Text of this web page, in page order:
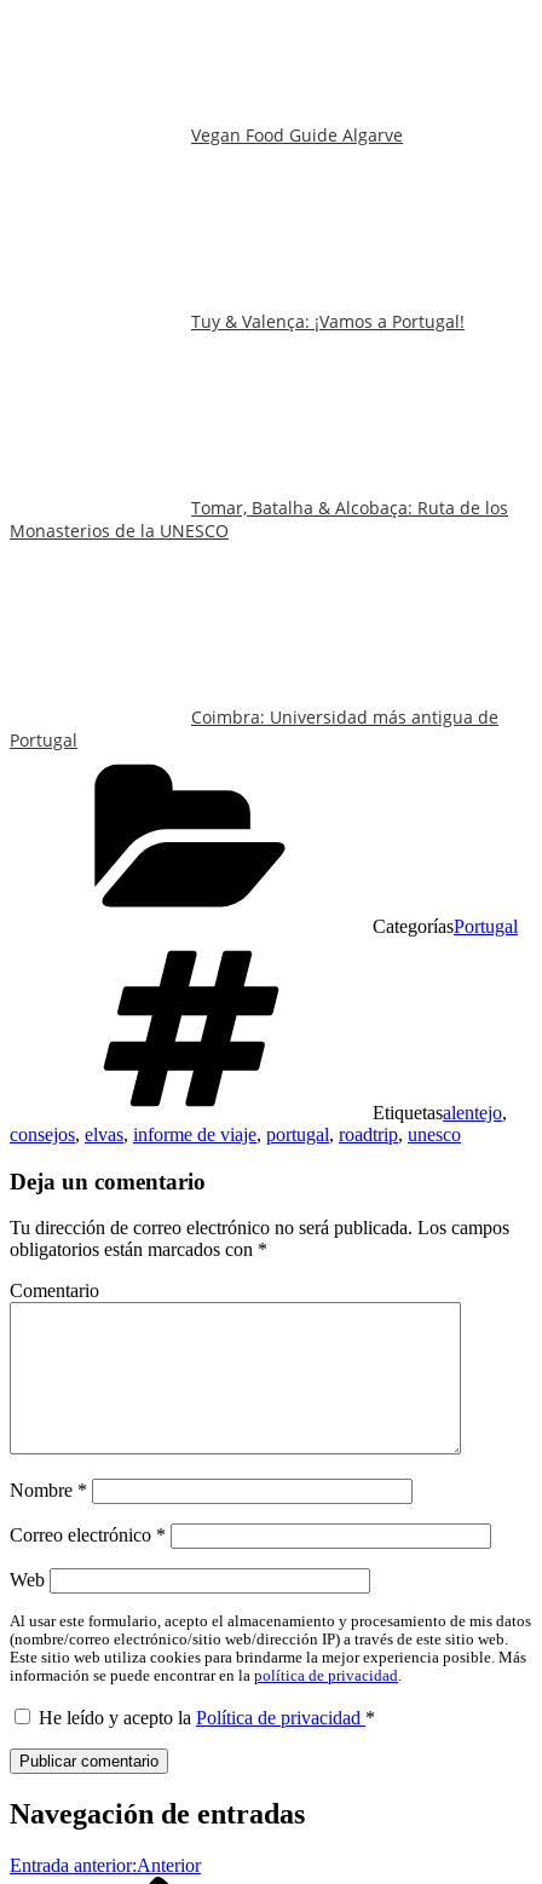
Vegan Food Guide Algarve
Tuy & Valença: ¡Vamos a Portugal!
Tomar, Batalha & Alcobaça: Ruta de los
Monasterios de la UNESCO
Coimbra: Universidad más antigua de
Portugal
CategoríasPortugal
Etiquetasalentejo,
consejos, elvas, informe de viaje, portugal, roadtrip, unesco
Deja un comentario
Tu dirección de correo electrónico no será publicada. Los campos
obligatorios están marcados con *
Comentario
Nombre *
Correo electrónico *
Web
Al usar este formulario, acepto el almacenamiento y procesamiento de mis datos
(nombre/correo electrónico/sitio web/dirección IP) a través de este sitio web.
Este sitio web utiliza cookies para brindarme la mejor experiencia posible. Más
información se puede encontrar en la política de privacidad.
He leído y acepto la Política de privacidad *
Navegación de entradas
Entrada anterior:Anterior